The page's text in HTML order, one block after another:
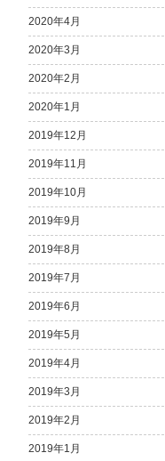
2020年4月
2020年3月
2020年2月
2020年1月
2019年12月
2019年11月
2019年10月
2019年9月
2019年8月
2019年7月
2019年6月
2019年5月
2019年4月
2019年3月
2019年2月
2019年1月